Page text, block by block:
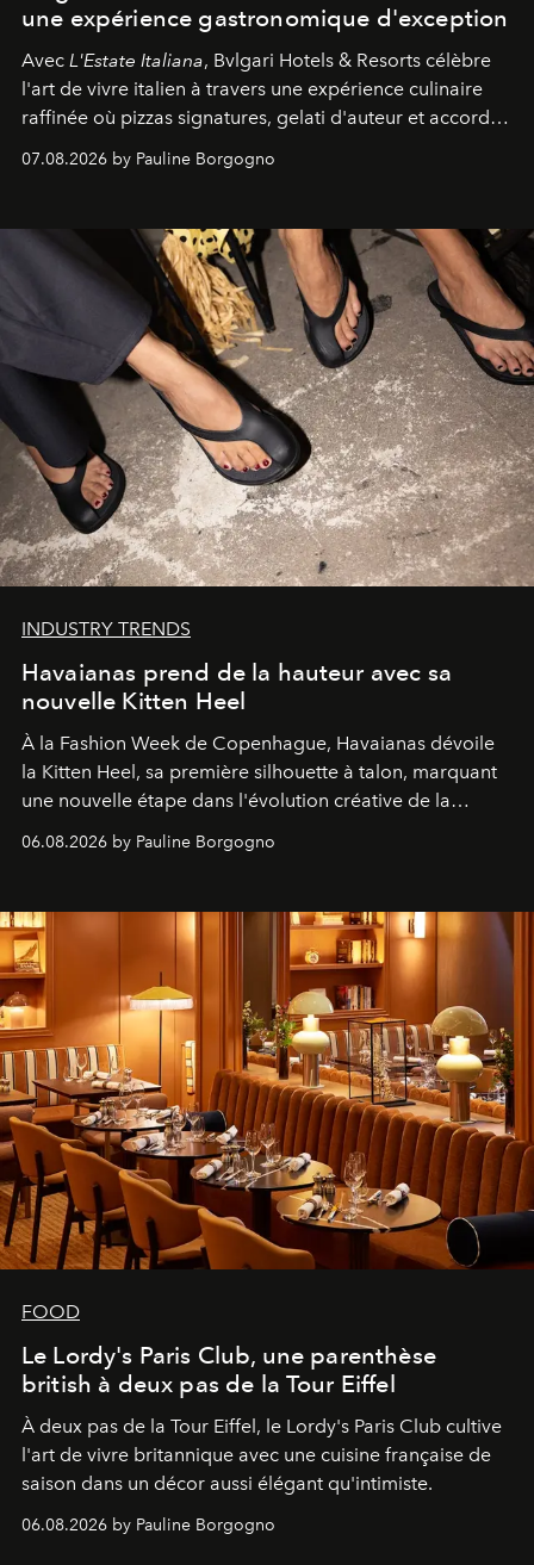
une expérience gastronomique d'exception
Avec L'Estate Italiana, Bvlgari Hotels & Resorts célèbre
l'art de vivre italien à travers une expérience culinaire
raffinée où pizzas signatures, gelati d'auteur et accords
d'exception composent un véritable voyage sensoriel.
07.08.2026 by Pauline Borgogno
INDUSTRY TRENDS
Havaianas prend de la hauteur avec sa
nouvelle Kitten Heel
À la Fashion Week de Copenhague, Havaianas dévoile
la Kitten Heel, sa première silhouette à talon, marquant
une nouvelle étape dans l'évolution créative de la
06.08.2026 by Pauline Borgogno
FOOD
Le Lordy's Paris Club, une parenthèse
british à deux pas de la Tour Eiffel
À deux pas de la Tour Eiffel, le Lordy's Paris Club cultive
l'art de vivre britannique avec une cuisine française de
saison dans un décor aussi élégant qu'intimiste.
06.08.2026 by Pauline Borgogno